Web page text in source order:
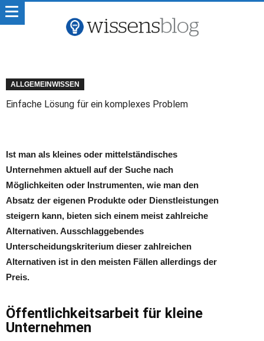
ALLGEMEINWISSEN
Einfache Lösung für ein komplexes Problem
Ist man als kleines oder mittelständisches
Unternehmen aktuell auf der Suche nach
Möglichkeiten oder Instrumenten, wie man den
Absatz der eigenen Produkte oder Dienstleistungen
steigern kann, bieten sich einem meist zahlreiche
Alternativen. Ausschlaggebendes
Unterscheidungskriterium dieser zahlreichen
Alternativen ist in den meisten Fällen allerdings der
Preis.
Öffentlichkeitsarbeit für kleine
Unternehmen